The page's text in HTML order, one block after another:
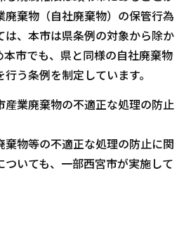
廃棄物（自社廃棄物）の保管行為
は、本市は県条例の対象から除か
市でも、県と同様の自社廃棄物
う条例を制定しています。
産業廃棄物の不適正な処理の防止
物等の不適正な処理の防止に関
ついても、一部西宮市が実施して